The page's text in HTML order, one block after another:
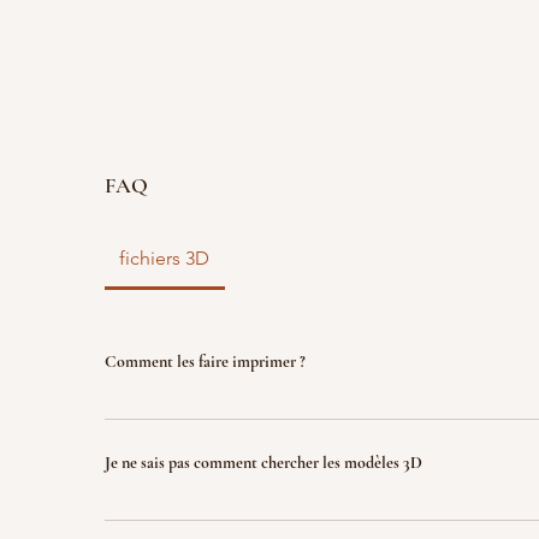
FAQ
fichiers 3D
Comment les faire imprimer ?
vous disposez d'un fichier 3D ? faites le nous
garantir la propriété intellectuelle.
Je ne sais pas comment chercher les modèles 3D
Indiquez nous ce que vous recherchez (jeux,